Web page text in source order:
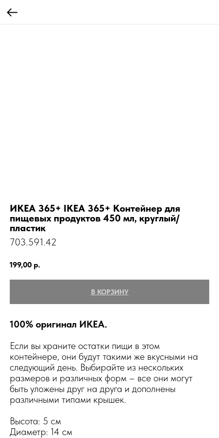
ИКЕА 365+ IKEA 365+ Контейнер для
пищевых продуктов 450 мл, круглый/
пластик
703.591.42
199,00 р.
В КОРЗИНУ
100% оригинал ИКЕА.
Если вы храните остатки пищи в этом
контейнере, они будут такими же вкусными на
следующий день. Выбирайте из нескольких
размеров и различных форм – все они могут
быть уложены друг на друга и дополнены
различными типами крышек.
Высота: 5 см
Диаметр: 14 см